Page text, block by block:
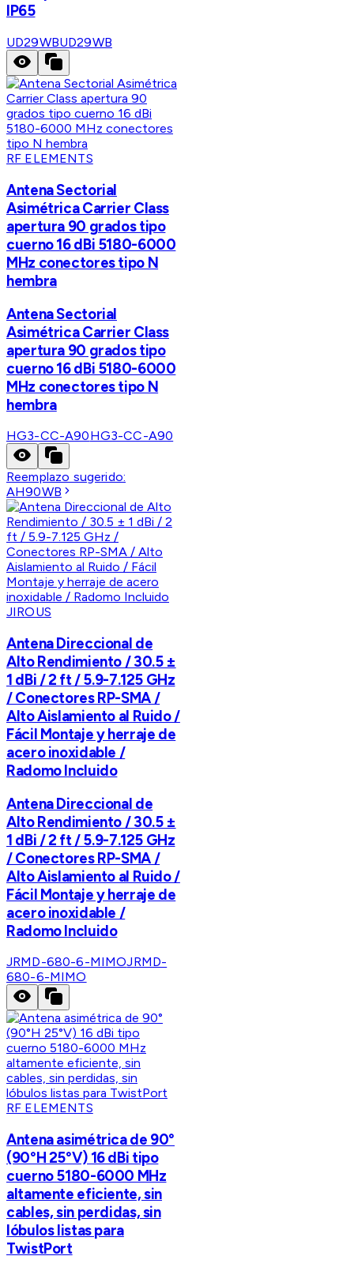
IP65
UD29WBUD29WB
RF ELEMENTS
Antena Sectorial
Asimétrica Carrier Class
apertura 90 grados tipo
cuerno 16 dBi 5180-6000
MHz conectores tipo N
hembra
Antena Sectorial
Asimétrica Carrier Class
apertura 90 grados tipo
cuerno 16 dBi 5180-6000
MHz conectores tipo N
hembra
HG3-CC-A90HG3-CC-A90
Reemplazo sugerido:
AH90WB
JIROUS
Antena Direccional de
Alto Rendimiento / 30.5 ±
1 dBi / 2 ft / 5.9-7.125 GHz
/ Conectores RP-SMA /
Alto Aislamiento al Ruido /
Fácil Montaje y herraje de
acero inoxidable /
Radomo Incluido
Antena Direccional de
Alto Rendimiento / 30.5 ±
1 dBi / 2 ft / 5.9-7.125 GHz
/ Conectores RP-SMA /
Alto Aislamiento al Ruido /
Fácil Montaje y herraje de
acero inoxidable /
Radomo Incluido
JRMD-680-6-MIMOJRMD-
680-6-MIMO
RF ELEMENTS
Antena asimétrica de 90°
(90°H 25°V) 16 dBi tipo
cuerno 5180-6000 MHz
altamente eficiente, sin
cables, sin perdidas, sin
lóbulos listas para
TwistPort